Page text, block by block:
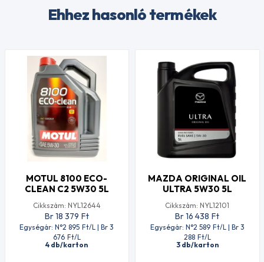
Ehhez hasonló termékek
MOTUL 8100 ECO-
CLEAN C2 5W30 5L
Cikkszám: NYL12644
Br 18 379 Ft
Egységár: N°2 895 Ft/L | Br 3
676 Ft/L
4 db/karton
MAZDA ORIGINAL OIL
ULTRA 5W30 5L
Cikkszám: NYL12101
Br 16 438 Ft
Egységár: N°2 589 Ft/L | Br 3
288 Ft/L
3 db/karton